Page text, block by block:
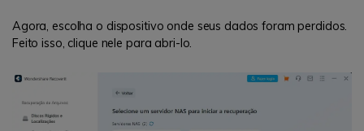
Agora, escolha o dispositivo onde seus dados foram perdidos.
Feito isso, clique nele para abri-lo.